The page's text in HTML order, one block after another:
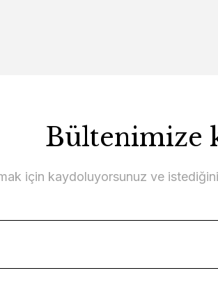
Bültenimize
için kaydoluyorsunuz ve